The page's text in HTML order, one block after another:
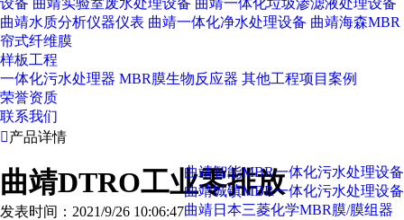
设备 曲靖实验室废水处理设备 曲靖一体化垃圾渗滤液处理设备
曲靖水质分析仪器仪表 曲靖一体化净水处理设备 曲靖海森MBR
帘式纤维膜
样板工程
一体化污水处理器 MBR膜生物反应器 其他工程项目案例
荣誉资质
联系我们
产品详情
曲靖智能MBR一体化污水处理设备
曲靖城镇MBR一体化污水处理设备
曲靖日本三菱化学MBR膜/膜组器
曲靖DTRO工业零排放
发表时间：2021/9/26 10:06:47